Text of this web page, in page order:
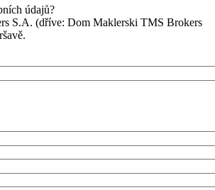
údajů?
S.A. (dříve: Dom Maklerski TMS Brokers